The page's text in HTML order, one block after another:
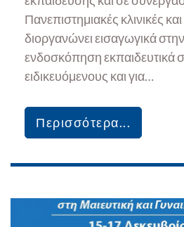
Πανεπιστημιακές κλινικές
διοργανώνει εισαγωγικά
ενδοσκόπηση εκπαιδευτικά
ειδικευόμενους και για…
Περισσότερα...